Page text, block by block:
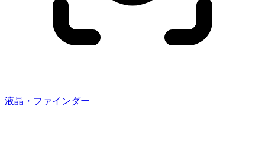
液晶・ファインダー